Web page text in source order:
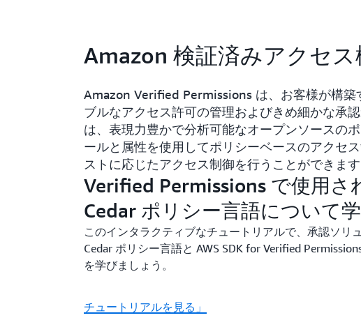
Amazon 検証済みアクセ
Amazon Verified Permissions は、お客様が構
ブルなアクセス許可の管理およびきめ細かな承
は、表現力豊かで分析可能なオープンソースの
ールと属性を使用してポリシーベースのアクセ
ストに応じたアクセス制御を行うことができます
Verified Permissions で使用さ
Cedar ポリシー言語について
このインタラクティブなチュートリアルで、承認ソリ
Cedar ポリシー言語と AWS SDK for Verified
を学びましょう。
チュートリアルを見る」